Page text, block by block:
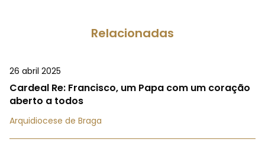
Relacionadas
26 abril 2025
Cardeal Re: Francisco, um Papa com um coração
aberto a todos
Arquidiocese de Braga